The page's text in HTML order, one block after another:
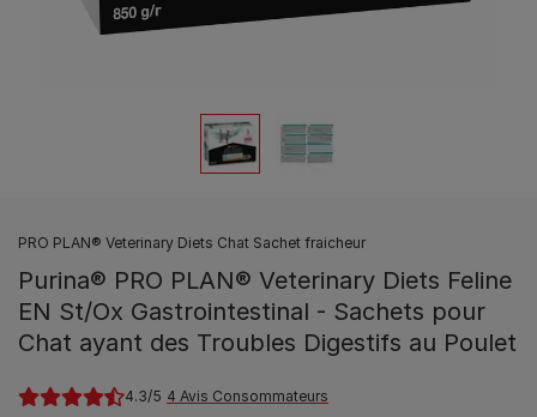
PRO PLAN® Veterinary Diets Chat Sachet fraicheur
Purina® PRO PLAN® Veterinary Diets Feline
EN St/Ox Gastrointestinal - Sachets pour
Chat ayant des Troubles Digestifs au Poulet
4.3 4 Avis Consommateurs